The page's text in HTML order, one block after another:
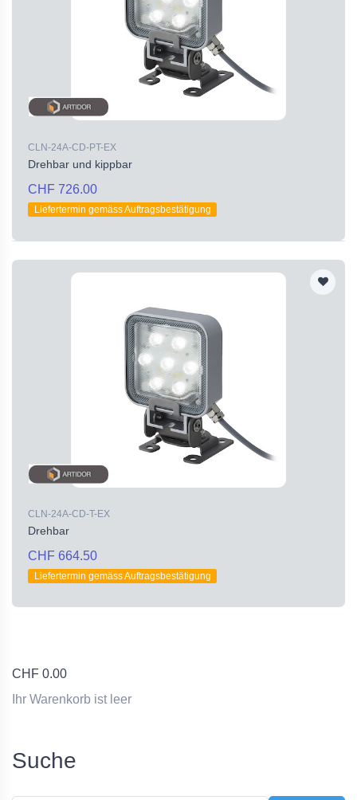
CLN-24A-CD-PT-EX
Drehbar und kippbar
CHF 726.00
Liefertermin gemäss Auftragsbestätigung
CLN-24A-CD-T-EX
Drehbar
CHF 664.50
Liefertermin gemäss Auftragsbestätigung
CHF 0.00
Ihr Warenkorb ist leer
Suche